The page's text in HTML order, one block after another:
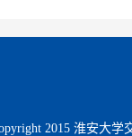
2015 淮安大学